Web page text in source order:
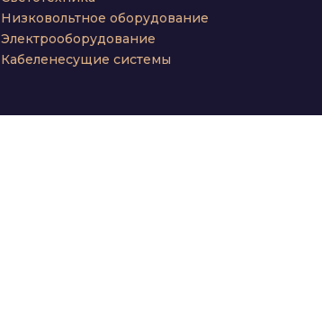
Низковольтное оборудование
Электрооборудование
Кабеленесущие системы